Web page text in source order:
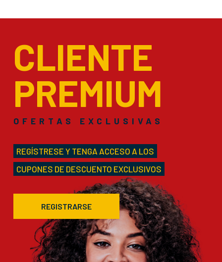
CLIENTE
PREMIUM
OFERTAS EXCLUSIVAS
REGÍSTRESE Y TENGA ACCESO A LOS
CUPONES DE DESCUENTO EXCLUSIVOS
REGISTRARSE